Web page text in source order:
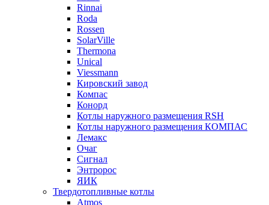
Rinnai
Roda
Rossen
SolarVille
Thermona
Unical
Viessmann
Кировский завод
Компас
Конорд
Котлы наружного размещения RSH
Котлы наружного размещения КОМПАС
Лемакс
Очаг
Сигнал
Энтророс
ЯИК
Твердотопливные котлы
Atmos